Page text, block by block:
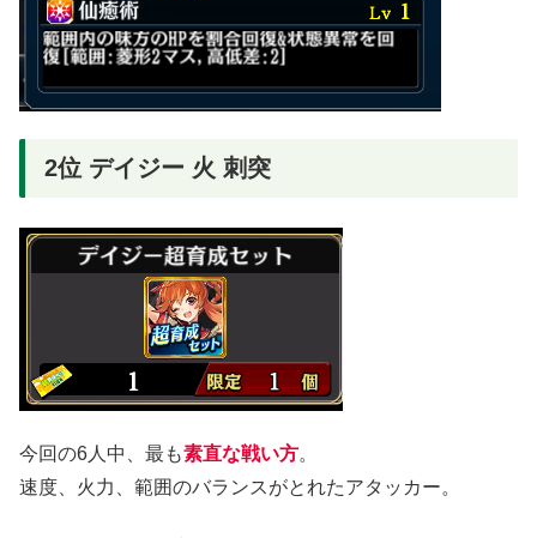
2位 デイジー 火 刺突
今回の6人中、最も素直な戦い方。
速度、火力、範囲のバランスがとれたアタッカー。